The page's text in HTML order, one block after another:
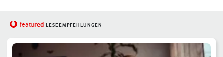
featured LESEEMPFEHLUNGEN